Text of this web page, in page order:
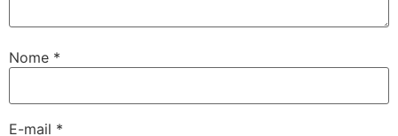
Nome *
E-mail *